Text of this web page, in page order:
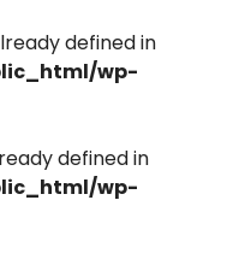
defined in
wp-
defined in
wp-